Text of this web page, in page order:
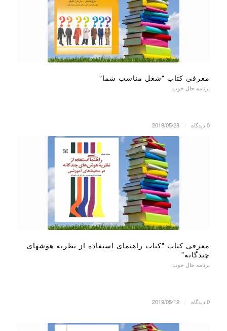
معرفی کتاب "شغل مناسب شما"
برنامه حال خوب
0 دیدگاه 2019/05/28
معرفی کتاب "کتاب راهنمای استفاده از نظریه هوشهای
چندگانه"
برنامه حال خوب
0 دیدگاه 2019/05/12